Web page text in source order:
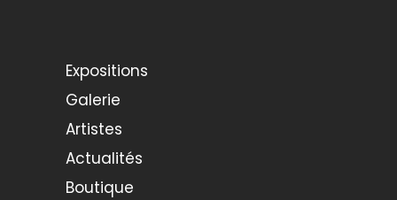
Expositions
Galerie
Artistes
Actualités
Boutique